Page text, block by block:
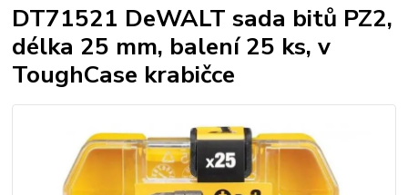
DT71521 DeWALT sada bitů PZ2,
délka 25 mm, balení 25 ks, v
ToughCase krabičce